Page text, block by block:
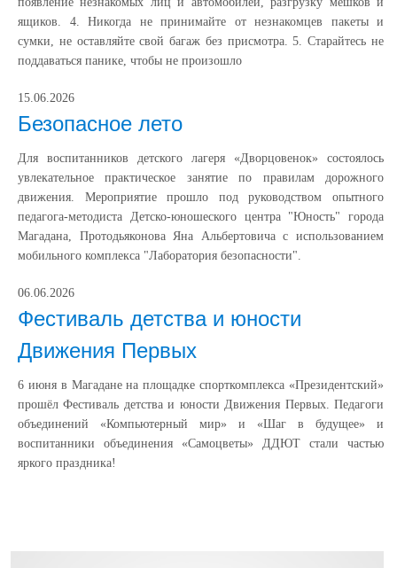
ящиков. 4. Никогда не принимайте от незнакомцев пакеты и
сумки, не оставляйте свой багаж без присмотра. 5. Старайтесь не
поддаваться панике, чтобы не произошло
15.06.2026
Безопасное лето
Для воспитанников детского лагеря «Дворцовенок» состоялось
увлекательное практическое занятие по правилам дорожного
движения. Мероприятие прошло под руководством опытного
педагога-методиста Детско-юношеского центра "Юность" города
Магадана, Протодьяконова Яна Альбертовича с использованием
мобильного комплекса "Лаборатория безопасности".
06.06.2026
Фестиваль детства и юности
Движения Первых
6 июня в Магадане на площадке спорткомплекса «Президентский»
прошёл Фестиваль детства и юности Движения Первых. Педагоги
объединений «Компьютерный мир» и «Шаг в будущее» и
воспитанники объединения «Самоцветы» ДДЮТ стали частью
яркого праздника!